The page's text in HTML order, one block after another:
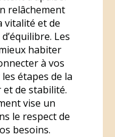
relâchement
vitalité et de
Les
habiter
à vos
étapes de la
et de stabilité.
vise un
le respect de
besoins.